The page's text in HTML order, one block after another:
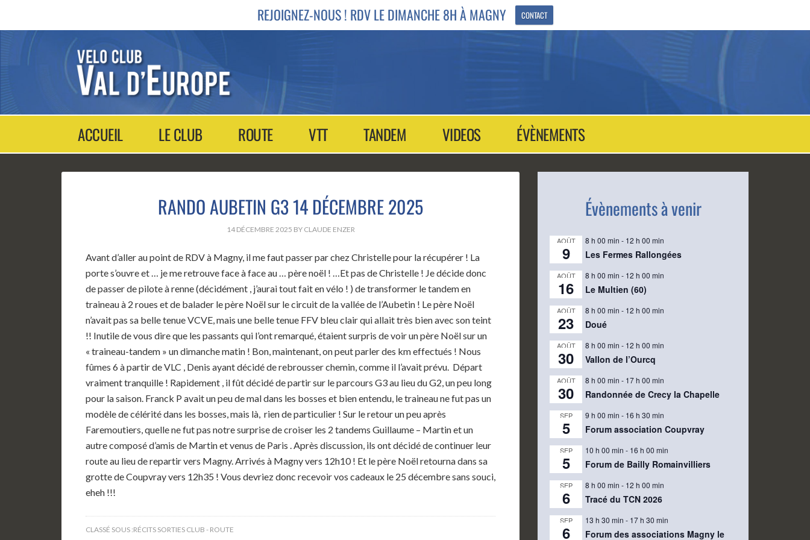
REJOIGNEZ-NOUS ! RDV LE DIMANCHE 8H À MAGNY CONTACT
ACCUEIL LE CLUB ROUTE VTT TANDEM VIDEOS ÉVÈNEMENTS
RANDO AUBETIN G3 14 DÉCEMBRE 2025
14 DÉCEMBRE 2025 BY CLAUDE ENZER
Avant d’aller au point de RDV à Magny, il me faut passer par chez Christelle pour la récupérer ! La
porte s’ouvre et … je me retrouve face à face au … père noël ! …Et pas de Christelle ! Je décide donc
de passer de pilote à renne (décidément , j’aurai tout fait en vélo ! ) de transformer le tandem en
traineau à 2 roues et de balader le père Noël sur le circuit de la vallée de l’Aubetin ! Le père Noël
n’avait pas sa belle tenue VCVE, mais une belle tenue FFV bleu clair qui allait très bien avec son teint
!! Inutile de vous dire que les passants qui l’ont remarqué, étaient surpris de voir un père Noël sur un
« traineau-tandem » un dimanche matin ! Bon, maintenant, on peut parler des km effectués ! Nous
fûmes 6 à partir de VLC , Denis ayant décidé de rebrousser chemin, comme il l’avait prévu. Départ
vraiment tranquille ! Rapidement , il fût décidé de partir sur le parcours G3 au lieu du G2, un peu long
pour la saison. Franck P avait un peu de mal dans les bosses et bien entendu, le traineau ne fut pas un
modèle de célérité dans les bosses, mais là, rien de particulier ! Sur le retour un peu après
Faremoutiers, quelle ne fut pas notre surprise de croiser les 2 tandems Guillaume – Martin et un
autre composé d’amis de Martin et venus de Paris . Après discussion, ils ont décidé de continuer leur
route au lieu de repartir vers Magny. Arrivés à Magny vers 12h10 ! Et le père Noël retourna dans sa
grotte de Coupvray vers 12h35 ! Vous devriez donc recevoir vos cadeaux le 25 décembre sans souci,
eheh !!!
CLASSÉ SOUS :RÉCITS SORTIES CLUB - ROUTE
Évènements à venir
AOÛT
9
8 h 00 min - 12 h 00 min
Les Fermes Rallongées
AOÛT
16
8 h 00 min - 12 h 00 min
Le Multien (60)
AOÛT
23
8 h 00 min - 12 h 00 min
Doué
AOÛT
30
8 h 00 min - 12 h 00 min
Vallon de l’Ourcq
AOÛT
30
8 h 00 min - 17 h 00 min
Randonnée de Crecy la Chapelle
SEP
5
9 h 00 min - 16 h 30 min
Forum association Coupvray
SEP
5
10 h 00 min - 16 h 00 min
Forum de Bailly Romainvilliers
SEP
6
8 h 00 min - 12 h 00 min
Tracé du TCN 2026
SEP
6
13 h 30 min - 17 h 30 min
Forum des associations Magny le